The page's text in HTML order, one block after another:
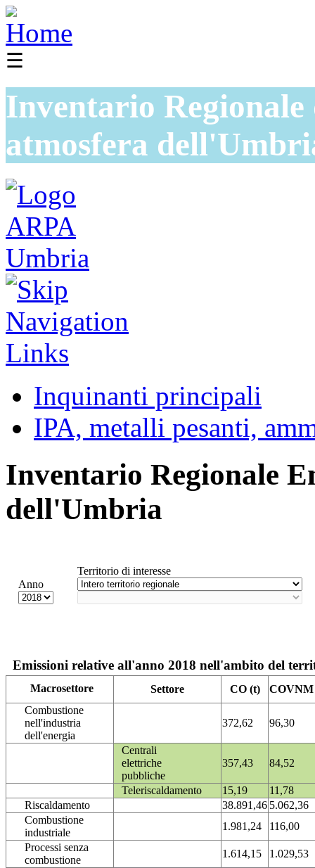
☰
Inventario
atmosfera
Inquinanti principali
IPA, metalli pesanti,
Inventario Regionale
dell'Umbria
Anno
Territorio di interesse
Emissioni relative all'anno 2018 nell'ambito del
Macrosettore Settore CO (t)
COVNM
Combustione
nell'industria
dell'energia
372,62 96,30
Centrali
elettriche
pubbliche
357,43 84,52
Teleriscaldamento 15,19
11,78
Riscaldamento
38.891,46 5.062,36
Combustione
industriale
1.981,24
116,00
Processi senza
combustione
1.614,15
1.029,53